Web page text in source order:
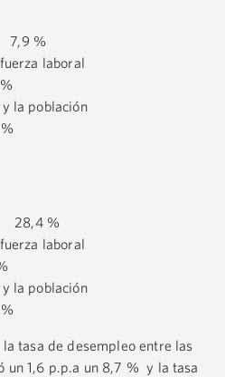
%
de la fuerza laboral
y la población
%
de la fuerza laboral
y la población
tasa de desempleo entre las
un 1,6 p.p.a un 8,7 % y la tasa